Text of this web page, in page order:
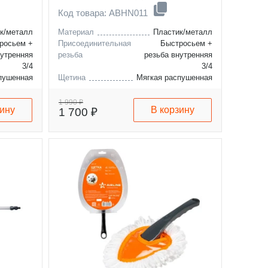
металл
+
3/4
Код товара: ABHN011
Материал
Пластик/металл
Присоединительная
резьба
Быстросьем +
резьба внутренняя
3/4
Щетина
Мягкая распушенная
виде, см
1 990 ₽
1 700 ₽ В корзину